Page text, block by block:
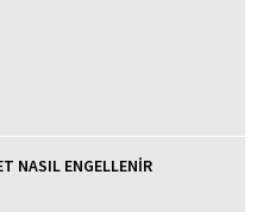
NASIL ENGELLENİR